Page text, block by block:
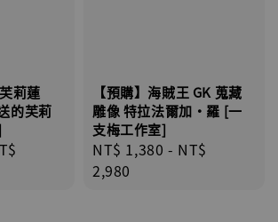
莉蓮
的芙莉
【預購】海賊王 GK 蒐藏
雕像 特拉法爾加·羅 [一
支梅工作室]
Regular
price
NT$ 1,380 - NT$
2,980